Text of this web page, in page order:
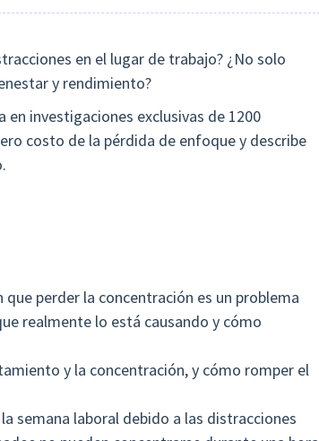
en el lugar de trabajo? ¿No solo
y rendimiento?
investigaciones exclusivas de 1200
costo de la pérdida de enfoque y describe
perder la concentración es un problema
realmente lo está causando y cómo
y la concentración, y cómo romper el
semana laboral debido a las distracciones